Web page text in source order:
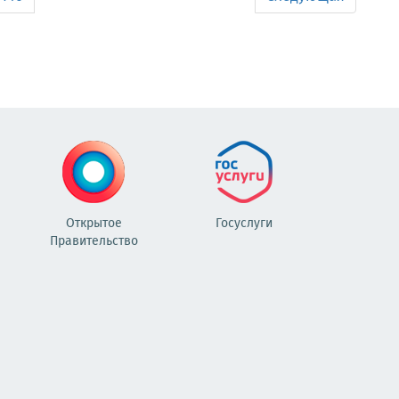
Открытое
Правительство
Госуслуги